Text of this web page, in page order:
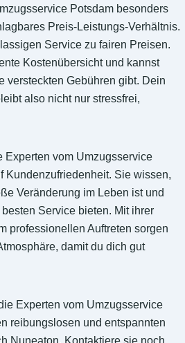
Potsdam besonders
Preis-Leistungs-Verhältnis.
Service zu fairen Preisen.
Kostenübersicht und kannst
versteckten Gebühren gibt. Dein
also nicht nur stressfrei,
Experten vom Umzugsservice
Kundenzufriedenheit. Sie wissen,
Veränderung im Leben ist und
Service bieten. Mit ihrer
professionellen Auftreten sorgen
damit du dich gut
Experten vom Umzugsservice
reibungslosen und entspannten
Nuneaton. Kontaktiere sie noch